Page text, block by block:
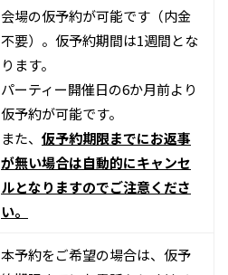
会場の仮予約が可能です（内⾦
不要）。仮予約期間は1週間とな
ります。
パーティー開催⽇の6か⽉前より
仮予約が可能です。
また、 仮予約期限までにお返事
が無い場合は自動的にキャンセ
ルとなりますのでご注意くださ
い。
本予約をご希望の場合は、仮予